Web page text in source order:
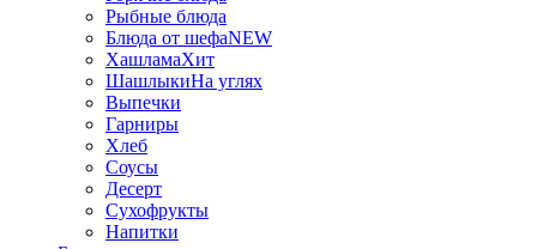
Рыбные блюда
Блюда от шефаNEW
ХашламаХит
ШашлыкиНа углях
Выпечки
Гарниры
Хлеб
Соусы
Десерт
Сухофрукты
Напитки